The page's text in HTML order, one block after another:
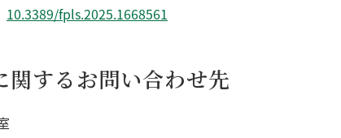
10.3389/fpls.2025.1668561
関するお問い合わせ先